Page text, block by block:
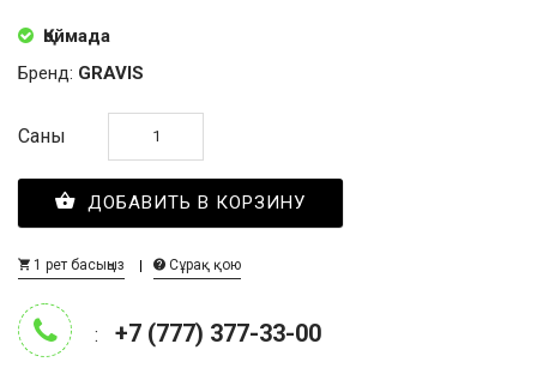
Қоймада
Бренд: GRAVIS
Саны
ДОБАВИТЬ В КОРЗИНУ
1 рет басыңыз Сұрақ қою
: +7 (777) 377-33-00